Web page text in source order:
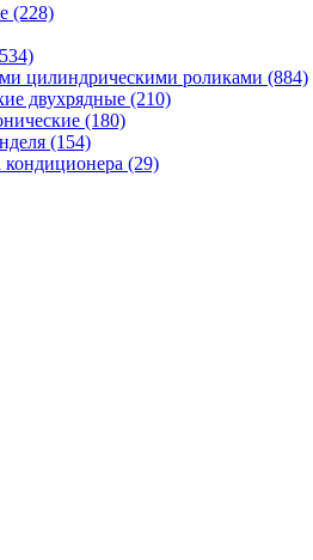
(228)
цилиндрическими роликами (884)
двухрядные (210)
(180)
(154)
(29)